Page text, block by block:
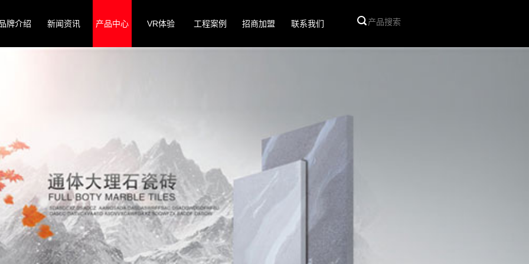
牌介绍 新闻资讯 产品中心 VR体验 工程案例 招商加盟 联系我们